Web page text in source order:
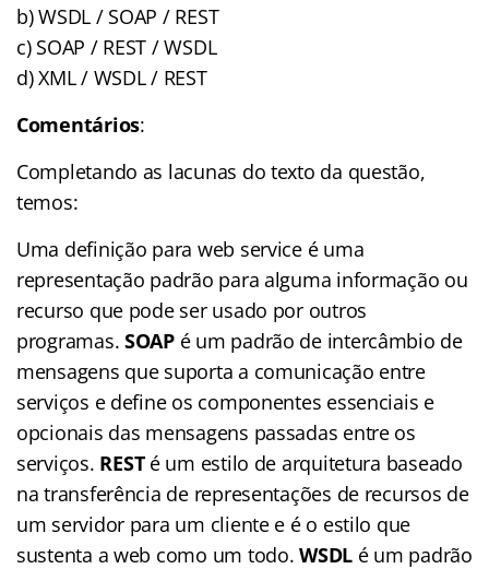
b) WSDL / SOAP / REST
c) SOAP / REST / WSDL
d) XML / WSDL / REST
Comentários:
Completando as lacunas do texto da questão,
temos:
Uma definição para web service é uma
representação padrão para alguma informação ou
recurso que pode ser usado por outros
programas.SOAPé um padrão de intercâmbio de
mensagens que suporta a comunicação entre
serviços e define os componentes essenciais e
opcionais das mensagens passadas entre os
serviços. RESTé um estilo de arquitetura baseado
na transferência de representações de recursos de
um servidor para um cliente e é o estilo que
sustenta a web como um todo.WSDL é um padrão